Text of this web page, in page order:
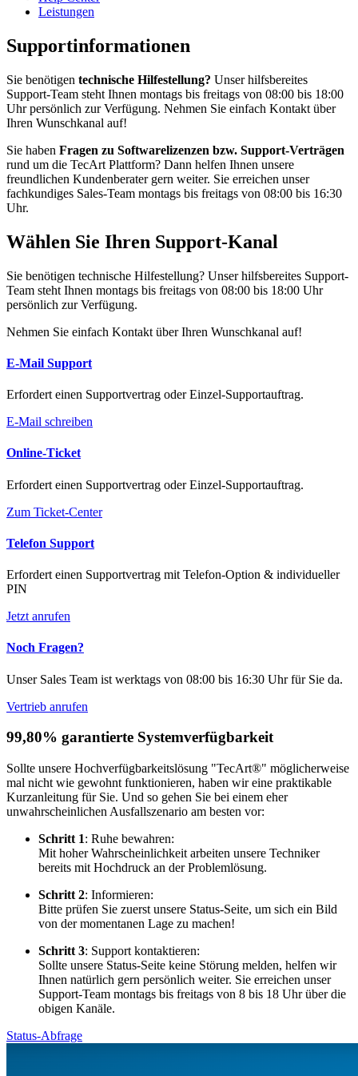
Leistungen
Supportinformationen
Sie benötigen technische Hilfestellung? Unser hilfsbereites
Support-Team steht Ihnen montags bis freitags von 08:00 bis 18:00
Uhr persönlich zur Verfügung. Nehmen Sie einfach Kontakt über
Ihren Wunschkanal auf!
Sie haben Fragen zu Softwarelizenzen bzw. Support-Verträgen
rund um die TecArt Plattform? Dann helfen Ihnen unsere
freundlichen Kundenberater gern weiter. Sie erreichen unser
fachkundiges Sales-Team montags bis freitags von 08:00 bis 16:30
Uhr.
Wählen Sie Ihren Support-Kanal
Sie benötigen technische Hilfestellung? Unser hilfsbereites Support-
Team steht Ihnen montags bis freitags von 08:00 bis 18:00 Uhr
persönlich zur Verfügung.
Nehmen Sie einfach Kontakt über Ihren Wunschkanal auf!
E-Mail Support
Erfordert einen Supportvertrag oder Einzel-Supportauftrag.
E-Mail schreiben
Online-Ticket
Erfordert einen Supportvertrag oder Einzel-Supportauftrag.
Zum Ticket-Center
Telefon Support
Erfordert einen Supportvertrag mit Telefon-Option & individueller
PIN
Jetzt anrufen
Noch Fragen?
Unser Sales Team ist werktags von 08:00 bis 16:30 Uhr für Sie da.
Vertrieb anrufen
99,80% garantierte Systemverfügbarkeit
Sollte unsere Hochverfügbarkeitslösung "TecArt®" möglicherweise
mal nicht wie gewohnt funktionieren, haben wir eine praktikable
Kurzanleitung für Sie. Und so gehen Sie bei einem eher
unwahrscheinlichen Ausfallszenario am besten vor:
Schritt 1: Ruhe bewahren:
Mit hoher Wahrscheinlichkeit arbeiten unsere Techniker
bereits mit Hochdruck an der Problemlösung.
Schritt 2: Informieren:
Bitte prüfen Sie zuerst unsere Status-Seite, um sich ein Bild
von der momentanen Lage zu machen!
Schritt 3: Support kontaktieren:
Sollte unsere Status-Seite keine Störung melden, helfen wir
Ihnen natürlich gern persönlich weiter. Sie erreichen unser
Support-Team montags bis freitags von 8 bis 18 Uhr über die
obigen Kanäle.
Status-Abfrage